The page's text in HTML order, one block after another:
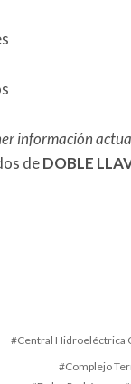
información
deDOBLE
Tagged
Central Hidroeléctrica
Complejo